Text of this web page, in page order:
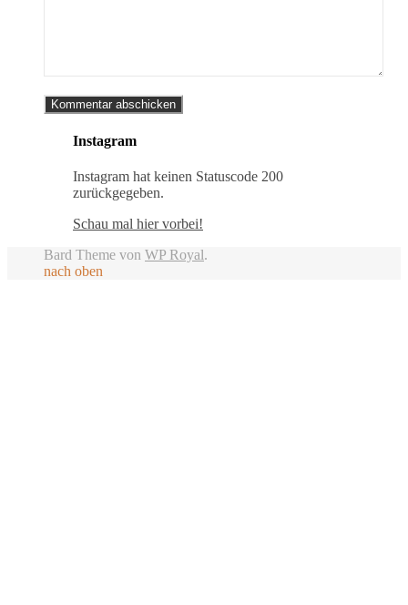
Instagram
Instagram hat keinen Statuscode 200
zurückgegeben.
Schau mal hier vorbei!
Bard Theme von WP Royal.
nach oben